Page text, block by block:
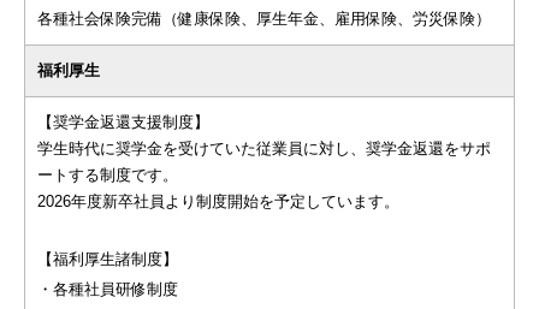
各種社会保険完備（健康保険、厚生年金、雇用保険、労災保険）
福利厚生
【奨学金返還支援制度】
学生時代に奨学金を受けていた従業員に対し、奨学金返還をサポ
ートする制度です。
2026年度新卒社員より制度開始を予定しています。
【福利厚生諸制度】
・各種社員研修制度